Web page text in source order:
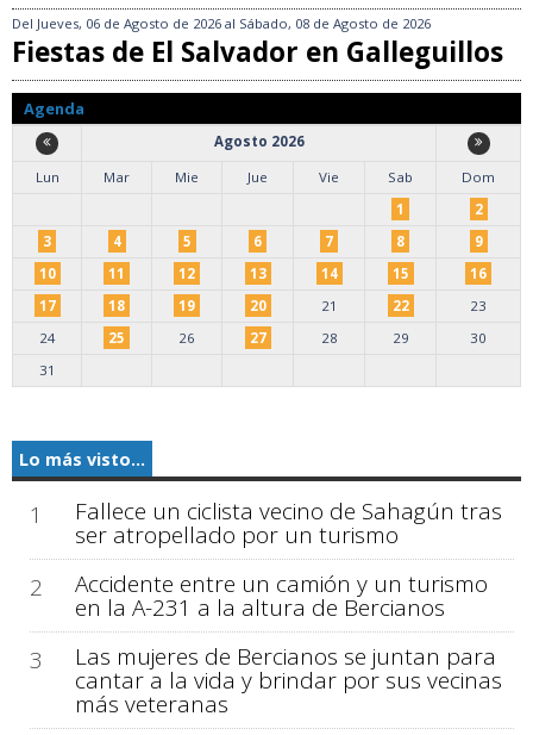
Del Jueves, 06 de Agosto de 2026 al Sábado, 08 de Agosto de 2026
Fiestas de El Salvador en Galleguillos
Agenda
Agosto 2026
Lun
Mar Mie Jue Vie Sab
Dom
1
2
3
4 5 6 7 8
9
10
11 12 13 14 15
16
17
18 19 20 21 22
23
24
25 26 27 28 29
30
31
Lo más visto...
1 Fallece un ciclista vecino de Sahagún tras
ser atropellado por un turismo
2
Accidente entre un camión y un turismo
en la A-231 a la altura de Bercianos
3
Las mujeres de Bercianos se juntan para
cantar a la vida y brindar por sus vecinas
más veteranas